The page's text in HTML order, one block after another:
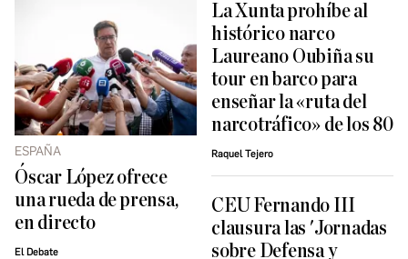
ESPAÑA
Óscar López ofrece
una rueda de prensa,
en directo
El Debate
La Xunta prohíbe al
histórico narco
Laureano Oubiña su
tour en barco para
enseñar la «ruta del
narcotráfico» de los 80
Raquel Tejero
CEU Fernando III
clausura las 'Jornadas
sobre Defensa y